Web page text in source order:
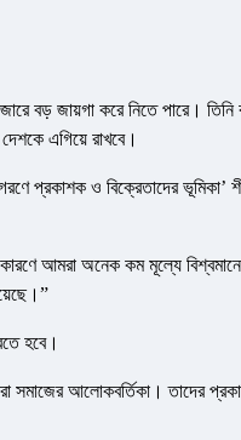
বড় জায়গা করে নিতে পারে।
এগিয়ে রাখবে।
প্রকাশক ও বিক্রেতাদের ভূমিকা’
আমরা অনেক কম মূল্যে
হবে।
সমাজের আলোকবর্তিকা। তাদের